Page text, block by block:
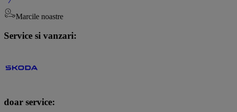
Marcile noastre
Service si vanzari:
doar service: